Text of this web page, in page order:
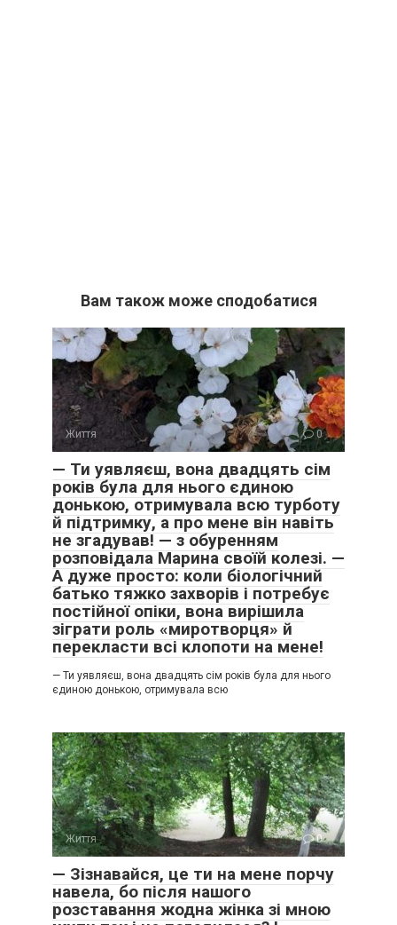
Вам також може сподобатися
Життя 0
— Ти уявляєш, вона двадцять сім
років була для нього єдиною
донькою, отримувала всю турботу
й підтримку, а про мене він навіть
не згадував! — з обуренням
розповідала Марина своїй колезі. —
А дуже просто: коли біологічний
батько тяжко захворів і потребує
постійної опіки, вона вирішила
зіграти роль «миротворця» й
перекласти всі клопоти на мене!
— Ти уявляєш, вона двадцять сім років була для нього
єдиною донькою, отримувала всю
Життя 0
— Зізнавайся, це ти на мене порчу
навела, бо після нашого
розставання жодна жінка зі мною